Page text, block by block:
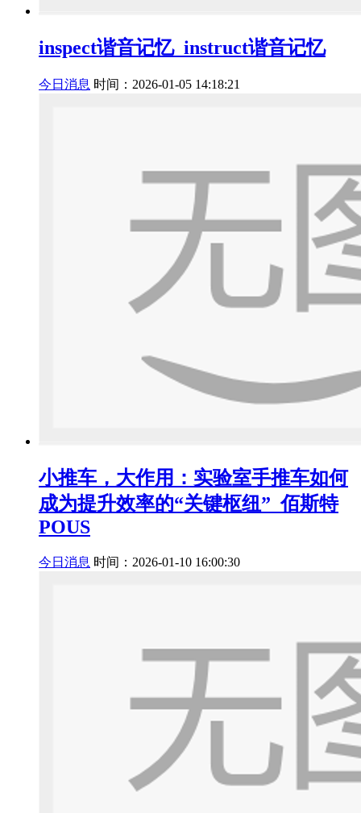
inspect谐音记忆_instruct谐音记忆
今日消息 时间：2026-01-05 14:18:21
小推车，大作用：实验室手推车如何
成为提升效率的“关键枢纽”_佰斯特
POUS
今日消息 时间：2026-01-10 16:00:30